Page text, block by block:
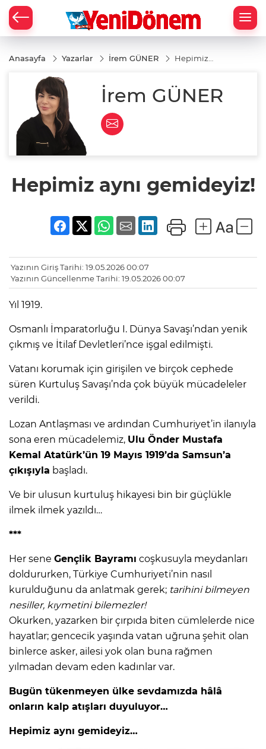
Anasayfa Yazarlar İrem GÜNER
Hepimiz
İrem GÜNER
Hepimiz aynı gemideyiz!
Yazının Giriş Tarihi: 19.05.2026 00:07
Yazının Güncellenme Tarihi: 19.05.2026 00:07
Yıl 1919.
Osmanlı İmparatorluğu I. Dünya Savaşı’ndan yenik
çıkmış ve İtilaf Devletleri’nce işgal edilmişti.
Vatanı korumak için girişilen ve birçok cephede
süren Kurtuluş Savaşı’nda çok büyük mücadeleler
verildi.
Lozan Antlaşması ve ardından Cumhuriyet’in ilanıyla
sona eren mücadelemiz, Ulu Önder Mustafa
Kemal Atatürk’ün 19 Mayıs 1919’da Samsun’a
çıkışıyla başladı.
Ve bir ulusun kurtuluş hikayesi bin bir güçlükle
ilmek ilmek yazıldı…
***
Her sene Gençlik Bayramı coşkusuyla meydanları
doldururken, Türkiye Cumhuriyeti’nin nasıl
kurulduğunu da anlatmak gerek; tarihini bilmeyen
nesiller, kıymetini bilemezler!
Okurken, yazarken bir çırpıda biten cümlelerde nice
hayatlar; gencecik yaşında vatan uğruna şehit olan
binlerce asker, ailesi yok olan buna rağmen
yılmadan devam eden kadınlar var.
Bugün tükenmeyen ülke sevdamızda hâlâ
onların kalp atışları duyuluyor…
Hepimiz aynı gemideyiz…